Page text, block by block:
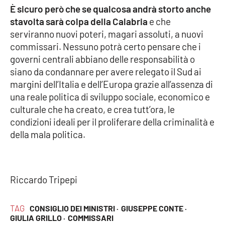
Lactv.it
Laconair.it
Lacitymag.it
Lacapitalenews.it
Ilreggino.it
Cosenzachannel.it
Catanzarochannel.it
APP
TAG CONSIGLIO DEI MINISTRI · GIUSEPPE CONTE ·
GIULIA GRILLO · COMMISSARI
È sicuro però che se qualcosa andrà storto anche
stavolta sarà colpa della Calabria e che
serviranno nuovi poteri, magari assoluti, a nuovi
commissari. Nessuno potrà certo pensare che i
governi centrali abbiano delle responsabilità o
siano da condannare per avere relegato il Sud ai
margini dell’Italia e dell’Europa grazie all’assenza di
una reale politica di sviluppo sociale, economico e
culturale che ha creato, e crea tutt’ora, le
condizioni ideali per il proliferare della criminalità e
della mala politica.
Riccardo Tripepi